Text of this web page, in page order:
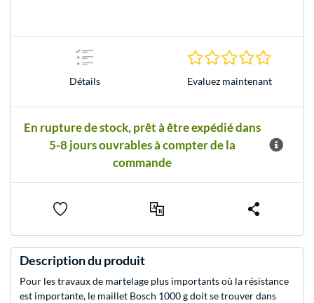
Détails Evaluez maintenant
En rupture de stock, prêt à être expédié dans
5-8 jours ouvrables à compter de la
commande
Description du produit
Pour les travaux de martelage plus importants où la résistance
est importante, le maillet Bosch 1000 g doit se trouver dans